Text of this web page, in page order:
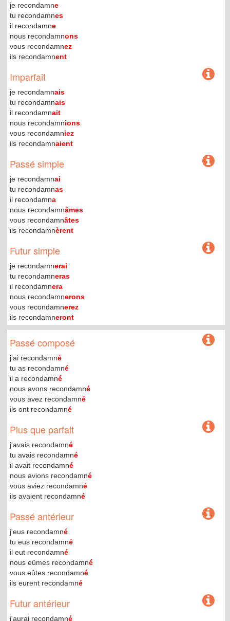
je recondamne
tu recondamnes
il recondamne
nous recondamnons
vous recondamnez
ils recondamnent
Imparfait
je recondamnais
tu recondamnais
il recondamnait
nous recondamnions
vous recondamniez
ils recondamnaient
Passé simple
je recondamnai
tu recondamnas
il recondamna
nous recondamnâmes
vous recondamnâtes
ils recondamnèrent
Futur simple
je recondamnerai
tu recondamneras
il recondamnera
nous recondamnerons
vous recondamnerez
ils recondamneront
Passé composé
j'ai recondamné
tu as recondamné
il a recondamné
nous avons recondamné
vous avez recondamné
ils ont recondamné
Plus que parfait
j'avais recondamné
tu avais recondamné
il avait recondamné
nous avions recondamné
vous aviez recondamné
ils avaient recondamné
Passé antérieur
j'eus recondamné
tu eus recondamné
il eut recondamné
nous eûmes recondamné
vous eûtes recondamné
ils eurent recondamné
Futur antérieur
j'aurai recondamné